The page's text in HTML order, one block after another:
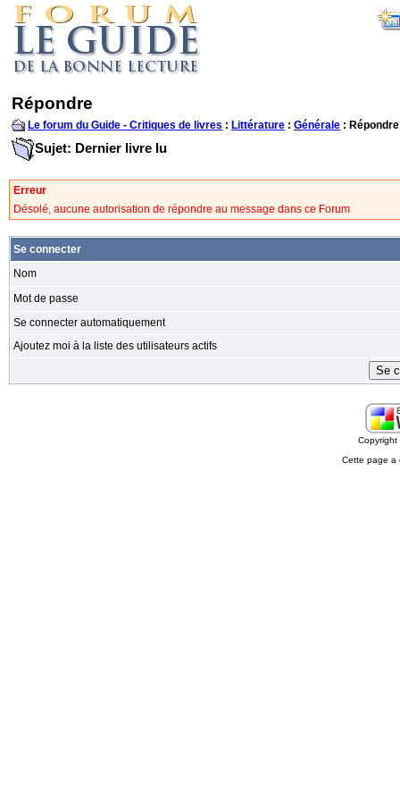
Répondre
Le forum du Guide - Critiques de livres : Littérature : Générale : Répondre
Sujet: Dernier livre lu
Erreur
Désolé, aucune autorisation de répondre au message dans ce Forum
Se connecter
Nom
Mot de passe
Se connecter automatiquement
Ajoutez moi à la liste des utilisateurs actifs
Cette page a